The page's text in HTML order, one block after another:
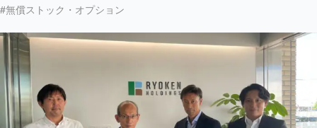
#無償ストック・オプション